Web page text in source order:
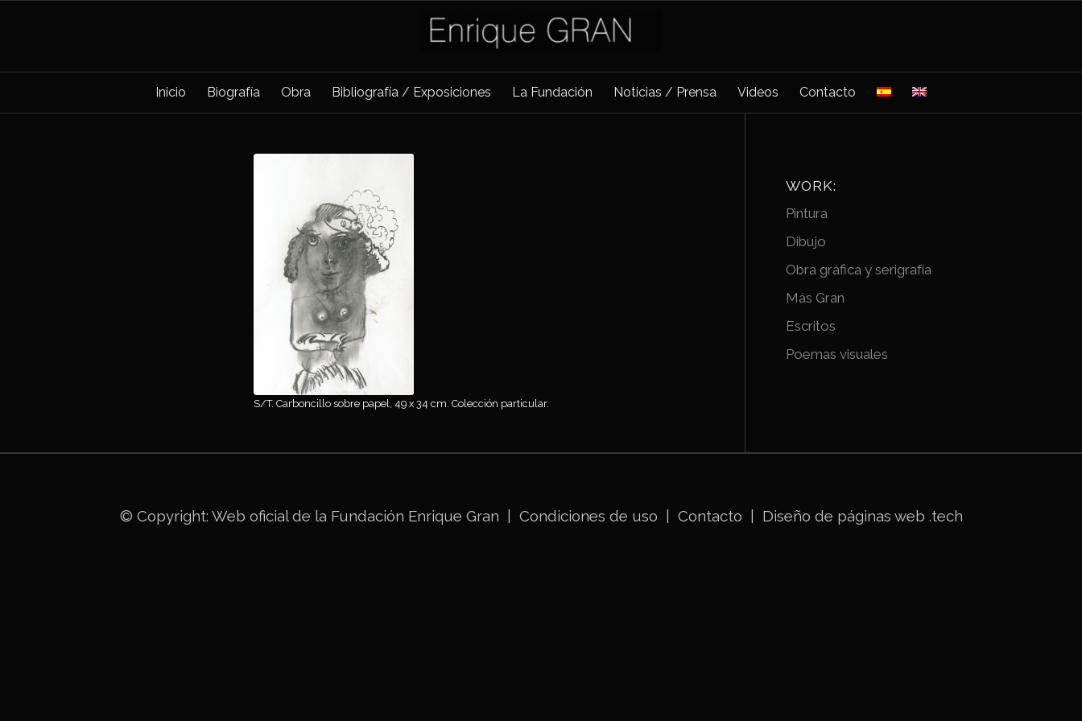
Inicio Biografía Obra Bibliografía / Exposiciones La Fundación Noticias / Prensa Videos Contacto
S/T. Carboncillo sobre papel, 49 x 34 cm. Colección particular.
WORK:
Pintura
Dibujo
Obra gráfica y serigrafía
Más Gran
Escritos
Poemas visuales
© Copyright: Web oficial de la Fundación Enrique Gran | Condiciones de uso | Contacto | Diseño de páginas web .tech